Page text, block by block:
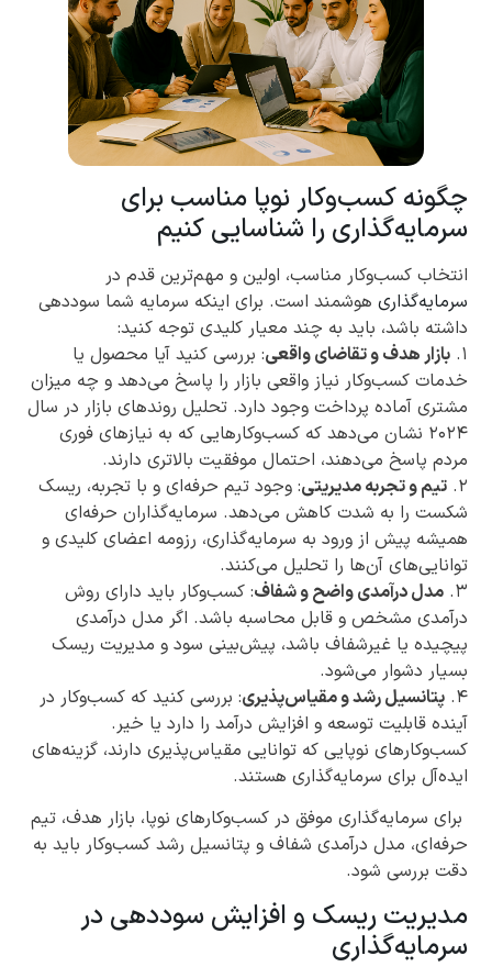
چگونه کسب‌وکار نوپا مناسب برای
سرمایه‌گذاری را شناسایی کنیم
انتخاب کسب‌وکار مناسب، اولین و مهم‌ترین قدم در
سرمایه‌گذاری هوشمند است. برای اینکه سرمایه شما سوددهی
داشته باشد، باید به چند معیار کلیدی توجه کنید:
۱. بازار هدف و تقاضای واقعی: بررسی کنید آیا محصول یا
خدمات کسب‌وکار نیاز واقعی بازار را پاسخ می‌دهد و چه میزان
مشتری آماده پرداخت وجود دارد. تحلیل روندهای بازار در سال
۲۰۲۴ نشان می‌دهد که کسب‌وکارهایی که به نیازهای فوری
مردم پاسخ می‌دهند، احتمال موفقیت بالاتری دارند.
۲. تیم و تجربه مدیریتی: وجود تیم حرفه‌ای و با تجربه، ریسک
شکست را به شدت کاهش می‌دهد. سرمایه‌گذاران حرفه‌ای
همیشه پیش از ورود به سرمایه‌گذاری، رزومه اعضای کلیدی و
توانایی‌های آن‌ها را تحلیل می‌کنند.
۳. مدل درآمدی واضح و شفاف: کسب‌وکار باید دارای روش
درآمدی مشخص و قابل محاسبه باشد. اگر مدل درآمدی
پیچیده یا غیرشفاف باشد، پیش‌بینی سود و مدیریت ریسک
بسیار دشوار می‌شود.
۴. پتانسیل رشد و مقیاس‌پذیری: بررسی کنید که کسب‌وکار در
آینده قابلیت توسعه و افزایش درآمد را دارد یا خیر.
کسب‌وکارهای نوپایی که توانایی مقیاس‌پذیری دارند، گزینه‌های
ایده‌آل برای سرمایه‌گذاری هستند.
برای سرمایه‌گذاری موفق در کسب‌وکارهای نوپا، بازار هدف، تیم
حرفه‌ای، مدل درآمدی شفاف و پتانسیل رشد کسب‌وکار باید به
دقت بررسی شود.
مدیریت ریسک و افزایش سوددهی در
سرمایه‌گذاری